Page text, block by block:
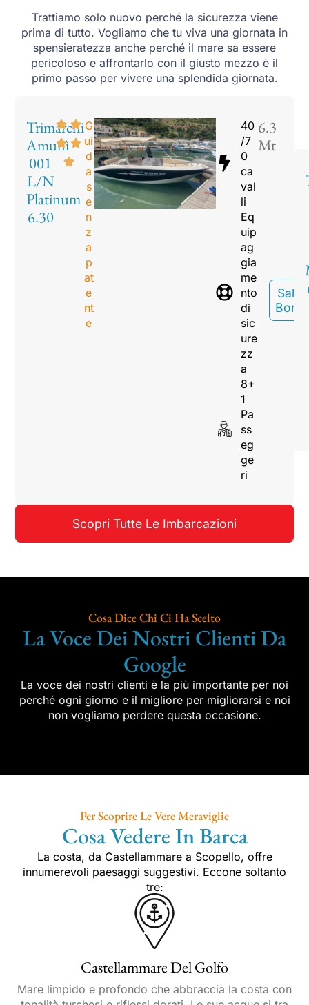
Trattiamo solo nuovo perché la sicurezza viene
prima di tutto. Vogliamo che tu viva una giornata in
spensieratezza anche perché il mare sa essere
pericoloso e affrontarlo con il giusto mezzo è il
primo passo per vivere una splendida giornata.
Trimarchi
Amunì
001
L/N
Platinum
6.30
G
ui
d
a
s
e
n
z
a
p
at
e
nt
e
40
/7
0
ca
val
li
Eq
uip
ag
gia
me
nto
di
sic
ure
zz
a
8+
1
Pa
ss
eg
ge
ri
6.3
Mt
Sali A
Scopri Tutte Le Imbarcazioni
Cosa Dice Chi Ci Ha Scelto
La Voce Dei Nostri Clienti Da
Google
La voce dei nostri clienti è la più importante per noi
perché ogni giorno e il migliore per migliorarsi e noi
non vogliamo perdere questa occasione.
Per Scoprire Le Vere Meraviglie
Cosa Vedere In Barca
La costa, da Castellammare a Scopello, offre
innumerevoli paesaggi suggestivi. Eccone soltanto
tre:
Castellammare Del Golfo
Mare limpido e profondo che abbraccia la costa con